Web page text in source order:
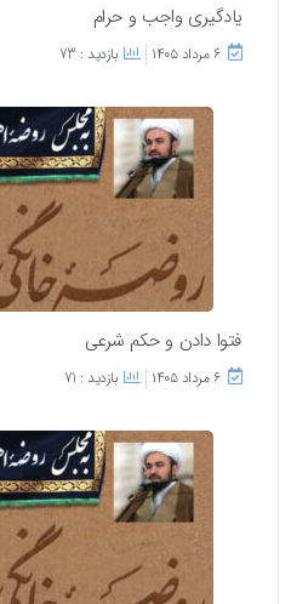
یادگیری واجب و حرام
۶ مرداد ۱۴۰۵ بازدید : 73
فتوا دادن و حکم شرعی
۶ مرداد ۱۴۰۵ بازدید : 71